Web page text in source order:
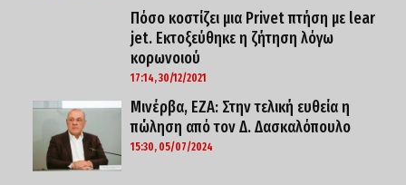
Πόσο κοστίζει μια Privet πτήση με lear
jet. Εκτοξεύθηκε η ζήτηση λόγω
κορωνoιού
17:14, 30/12/2021
Μινέρβα, ΕΖΑ: Στην τελική ευθεία η
πώληση από τον Δ. Δασκαλόπουλο
15:30, 05/07/2024